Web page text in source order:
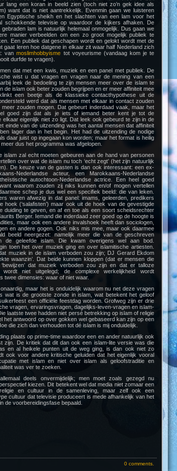
lang een koran in beeld zien (toch niet zo’n gek idee als
want dat is niet aantrekkelijk. Evenmin gaan we luisteren
Egyptische sheikh en het slachten van een lam voor het
schokkende televisie op waardoor de kijkers afhaken. De
lam is natuurlijk helemaal onmogelijk. Dus gaan we
manier verbeelden om een zo groot mogelijk publiek te
Een publiek dat geschapen wordt en gelokt wordt met de
gaat leren hoe datgene in elkaar zit waar half Nederland zich
vanmoslimhobbyisme tot voyeurisme (vandaag kom je te
durfde te vragen).
dat met een kwis, muziek en een panel met publiek. De
wist u dat vragen en vragen naar de mening van een
leek de bedoeling te zijn mensen meer over de islam te
de islam ook beter zouden begrijpen en er meer affiniteit mee
een beetje als de klassieke contacthypothese uit de
werd dat als mensen met elkaar in contact zouden
zouden mogen. Dat gebeurt inderdaad vaak, maar het
goed zijn dat als je iets of iemand beter kent je tot de
elkaar eigenlijk niet zo ligt. Dat leek ook gebeurd te zijn in de
einde van de uitzending was het aantal mensen dat affiniteit
lager dan in het begin. Het had de uitzending de nodige
daar juist op ingegaan kon worden; maar het format is heilig
dus het programma was afgelopen.
islam zal echt moeten gebeuren aan de hand van personen
over wat de islam nu toch ‘echt zegt’ (het zijn natuurlijk
De keuze van de gasten is dan ook interessant: een ex-
Nederlandse acteur, een Marokkaans-Nederlandse
autochtoon-Nederlandse actrice. Een heel goed
waarom zouden zij niks kunnen en/of mogen vertellen
schep je dus wel een specifiek beeld: die van leken.
waren afwezig in dat panel: imams, geleerden, predikers
hoek (‘salafisten’) maar ook uit de hoek van de gevestigde
duiding te geven, en af en toe als een soort scheidsrechter
Berger. Iemand die inderdaad zeer goed op de hoogte is
maar ook een andere invalshoek heeft dan sociologen,
en andere gogen. Ook niks mis mee, maar ook daarmee
beeld neergezet: namelijk meer die van de geschreven
de geleefde islam. Die kwam overigens wel aan bod.
toen het over muziek ging en over islamitische artiesten.
muziek in de islam verboden zou zijn; DJ Gerard Ekdom
waanzin’. Dat beide kunnen kloppen (dat er mensen die
dat muziek verboden zou zijn en dat er talloze
wordt niet uitgelegd; de complexe werkelijkheid wordt
twee dimensies: waar of niet waar.
maar het is onduidelijk waarom nu net deze vragen
wat is de grootste zonde in islam, wat betekent het geloof
een officiële feestdag worden. Grofweg zijn er drie
vragen, ervaringsvragen, dagelijks-leven-vragen en islam-
laatste twee hadden niet persé betrekking op islam of religie
het antwoord op over gokken wel gebaseerd kan zijn op een
die zich dan verhouden tot dé islam is mij onduidelijk.
plaats op prime-time waardoor een en ander natuurlijk ook
zijn. De kritiek dat dit dan ook een islam-lite versie was die
en al heikele punten uit de weg ging, is dan ook niet zo
ook voor andere kritische geluiden dat het eigenlijk vooral
met islam en niet over islam als geloofstraditie en
was ver te zoeken.
deels onvermijdelijk; men moet zoals gezegd nu
kiezen. Dit betekent wel dat media niet zomaar een
en cultuur in de samenleving, maar zelf ook een
cultuur dat televisie produceert is mede afhankelijk van het
de voorbereidingsfase bepaald.
0 comments.